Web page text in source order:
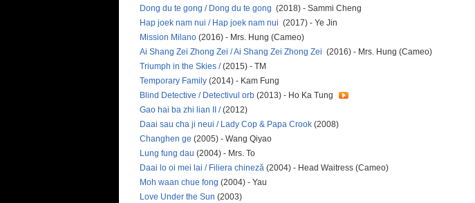
Dong du te gong / Dong du te gong (2018) - Sammi Cheng
Hap joek nam nui / Hap joek nam nui (2017) - Ye Jin
Mission Milano (2016) - Mrs. Hung (Cameo)
Ai Shang Zei Zhong Zei / Ai Shang Zei Zhong Zei (2016) - Mrs. Hung (Cameo)
Triumph in the Skies /(2015) - TM
Temporary Family (2014) - Kam Fung
Blind Detective / Detectivul orb (2013) - Ho Ka Tung
Gao hai ba zhi lian II /(2012)
Daai sau cha ji neui / Lady Cop & Papa Crook (2008)
Changhen ge (2005) - Wang Qiyao
Lung fung dau (2004) - Mrs. To
Daai lo oi mei lai / Filiera chineză (2004) - Head Waitress (Cameo)
Moh waan chue fong (2004) - Yau
Love Under the Sun (2003)